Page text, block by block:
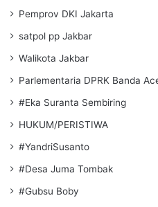
Pemprov DKI Jakarta
satpol pp Jakbar
Walikota Jakbar
Parlementaria DPRK Banda
#Eka Suranta Sembiring
HUKUM/PERISTIWA
#YandriSusanto
#Desa Juma Tombak
#Gubsu Boby